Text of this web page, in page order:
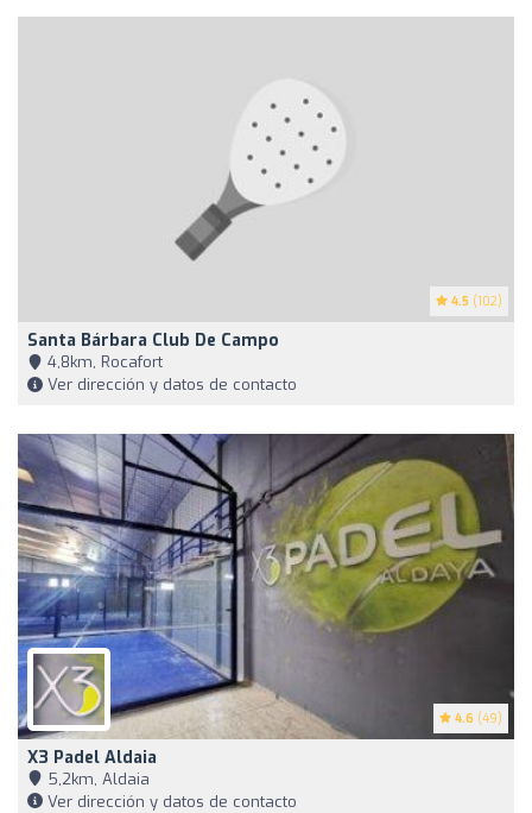
4.5 (102)
Santa Bárbara Club De Campo
4,8km, Rocafort
Ver dirección y datos de contacto
4.6 (49)
X3 Padel Aldaia
5,2km, Aldaia
Ver dirección y datos de contacto